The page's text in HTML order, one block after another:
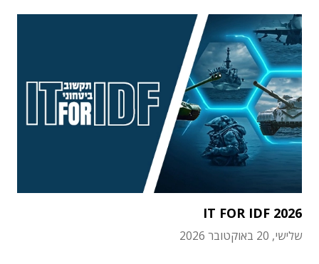
IT FOR IDF 2026
שלישי, 20 באוקטובר 2026